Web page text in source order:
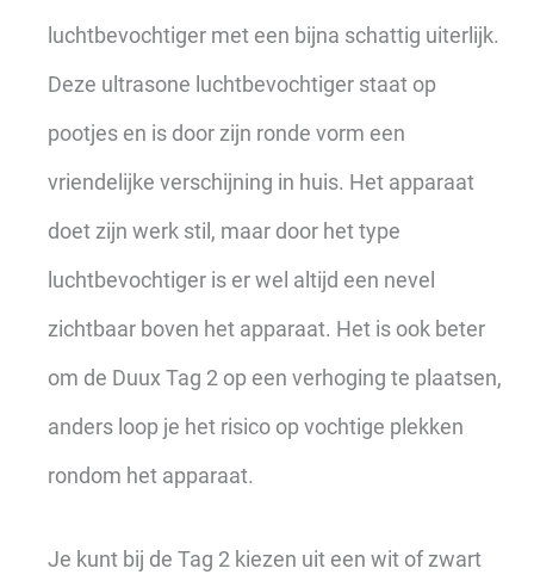
luchtbevochtiger met een bijna schattig uiterlijk.
Deze ultrasone luchtbevochtiger staat op
pootjes en is door zijn ronde vorm een
vriendelijke verschijning in huis. Het apparaat
doet zijn werk stil, maar door het type
luchtbevochtiger is er wel altijd een nevel
zichtbaar boven het apparaat. Het is ook beter
om de Duux Tag 2 op een verhoging te plaatsen,
anders loop je het risico op vochtige plekken
rondom het apparaat.
Je kunt bij de Tag 2 kiezen uit een wit of zwart